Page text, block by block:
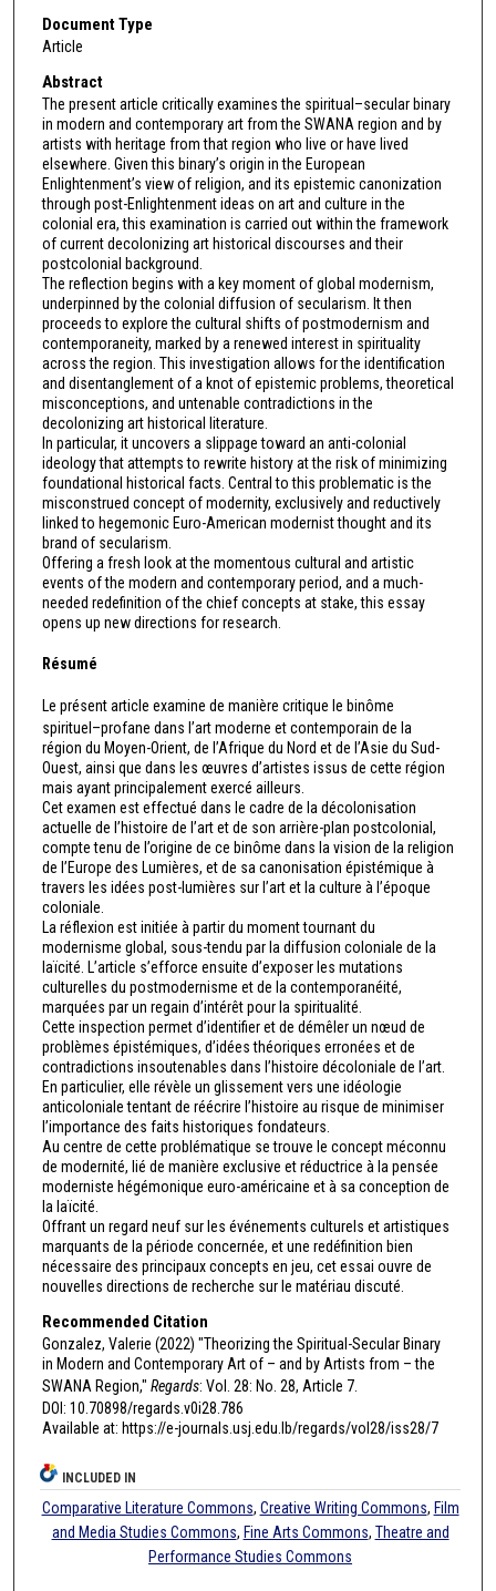
Document Type
Article
Abstract
The present article critically examines the spiritual–secular binary
in modern and contemporary art from the SWANA region and by
artists with heritage from that region who live or have lived
elsewhere. Given this binary’s origin in the European
Enlightenment’s view of religion, and its epistemic canonization
through post-Enlightenment ideas on art and culture in the
colonial era, this examination is carried out within the framework
of current decolonizing art historical discourses and their
postcolonial background.
The reflection begins with a key moment of global modernism,
underpinned by the colonial diffusion of secularism. It then
proceeds to explore the cultural shifts of postmodernism and
contemporaneity, marked by a renewed interest in spirituality
across the region. This investigation allows for the identification
and disentanglement of a knot of epistemic problems, theoretical
misconceptions, and untenable contradictions in the
decolonizing art historical literature.
In particular, it uncovers a slippage toward an anti-colonial
ideology that attempts to rewrite history at the risk of minimizing
foundational historical facts. Central to this problematic is the
misconstrued concept of modernity, exclusively and reductively
linked to hegemonic Euro-American modernist thought and its
brand of secularism.
Offering a fresh look at the momentous cultural and artistic
events of the modern and contemporary period, and a much-
needed redefinition of the chief concepts at stake, this essay
opens up new directions for research.
Résumé
Le présent article examine de manière critique le binôme
spirituel–profane dans l’art moderne et contemporain de la
région du Moyen-Orient, de l’Afrique du Nord et de l’Asie du Sud-
Ouest, ainsi que dans les œuvres d’artistes issus de cette région
mais ayant principalement exercé ailleurs.
Cet examen est effectué dans le cadre de la décolonisation
actuelle de l’histoire de l’art et de son arrière-plan postcolonial,
compte tenu de l’origine de ce binôme dans la vision de la religion
de l’Europe des Lumières, et de sa canonisation épistémique à
travers les idées post-lumières sur l’art et la culture à l’époque
coloniale.
La réflexion est initiée à partir du moment tournant du
modernisme global, sous-tendu par la diffusion coloniale de la
laïcité. L’article s’efforce ensuite d’exposer les mutations
culturelles du postmodernisme et de la contemporanéité,
marquées par un regain d’intérêt pour la spiritualité.
Cette inspection permet d’identifier et de démêler un nœud de
problèmes épistémiques, d’idées théoriques erronées et de
contradictions insoutenables dans l’histoire décoloniale de l’art.
En particulier, elle révèle un glissement vers une idéologie
anticoloniale tentant de réécrire l’histoire au risque de minimiser
l’importance des faits historiques fondateurs.
Au centre de cette problématique se trouve le concept méconnu
de modernité, lié de manière exclusive et réductrice à la pensée
moderniste hégémonique euro-américaine et à sa conception de
la laïcité.
Offrant un regard neuf sur les événements culturels et artistiques
marquants de la période concernée, et une redéfinition bien
nécessaire des principaux concepts en jeu, cet essai ouvre de
nouvelles directions de recherche sur le matériau discuté.
Recommended Citation
Gonzalez, Valerie (2022) "Theorizing the Spiritual-Secular Binary
in Modern and Contemporary Art of – and by Artists from – the
SWANA Region," Regards: Vol. 28: No. 28, Article 7.
DOI: 10.70898/regards.v0i28.786
Available at: https://e-journals.usj.edu.lb/regards/vol28/iss28/7
INCLUDED IN
Comparative Literature Commons, Creative Writing Commons, Film
and Media Studies Commons, Fine Arts Commons, Theatre and
Performance Studies Commons